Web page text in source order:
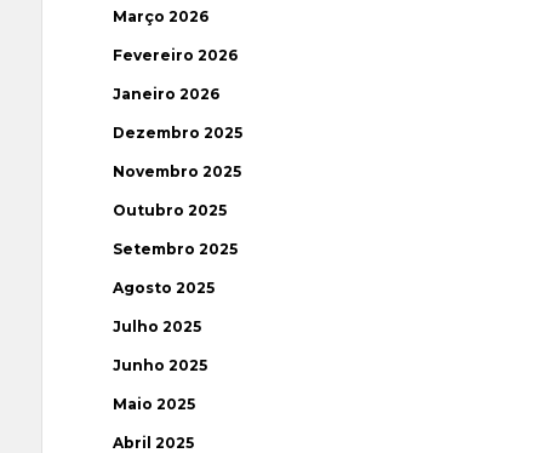
Março 2026
Fevereiro 2026
Janeiro 2026
Dezembro 2025
Novembro 2025
Outubro 2025
Setembro 2025
Agosto 2025
Julho 2025
Junho 2025
Maio 2025
Abril 2025